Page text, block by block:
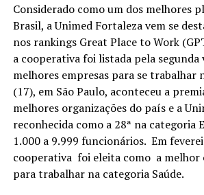
Considerado como um dos melhores
Brasil, a Unimed Fortaleza vem se
nos rankings Great Place to Work
a cooperativa foi listada pela segunda
melhores empresas para se trabalhar
(17), em São Paulo, aconteceu a
melhores organizações do país e a
reconhecida como a 28ª na categoria
1.000 a 9.999 funcionários. Em
cooperativa foi eleita como a melhor
para trabalhar na categoria Saúde.